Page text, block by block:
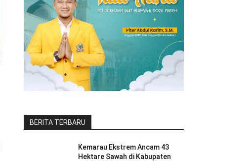
BERITA TERBARU
Kemarau Ekstrem Ancam 43
Hektare Sawah di Kabupaten